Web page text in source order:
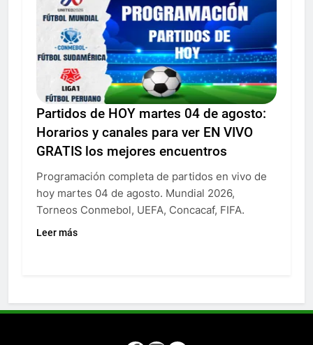
Partidos de HOY martes 04 de agosto:
Horarios y canales para ver EN VIVO
GRATIS los mejores encuentros
Programación completa de partidos en vivo de
hoy martes 04 de agosto. Mundial 2026,
Torneos Conmebol, UEFA, Concacaf, FIFA.
Leer más